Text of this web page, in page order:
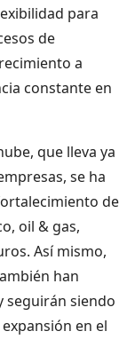
para
de
a
constante en
que lleva ya
se ha
de
oil & gas,
Así mismo,
han
seguirán siendo
en el